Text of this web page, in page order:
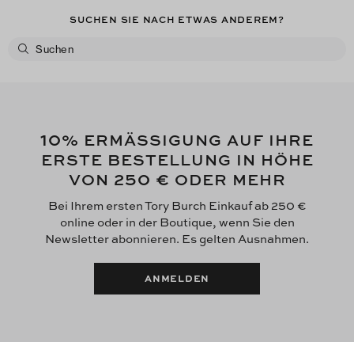
SUCHEN SIE NACH ETWAS ANDEREM?
10% ERMÄSSIGUNG AUF IHRE
ERSTE BESTELLUNG IN HÖHE
VON 250 € ODER MEHR
Bei Ihrem ersten Tory Burch Einkauf ab 250 €
online oder in der Boutique, wenn Sie den
Newsletter abonnieren. Es gelten Ausnahmen.
ANMELDEN